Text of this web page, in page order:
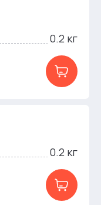
0.2 кг
0.2 кг